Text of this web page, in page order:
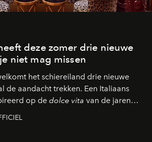
deze zomer drie nieuwe
niet mag missen
het schiereiland drie nieuwe
de aandacht trekken. Een Italiaans
op de dolce vita van de jaren
hotspot die na zonsondergang
ontmoetingsplek en de